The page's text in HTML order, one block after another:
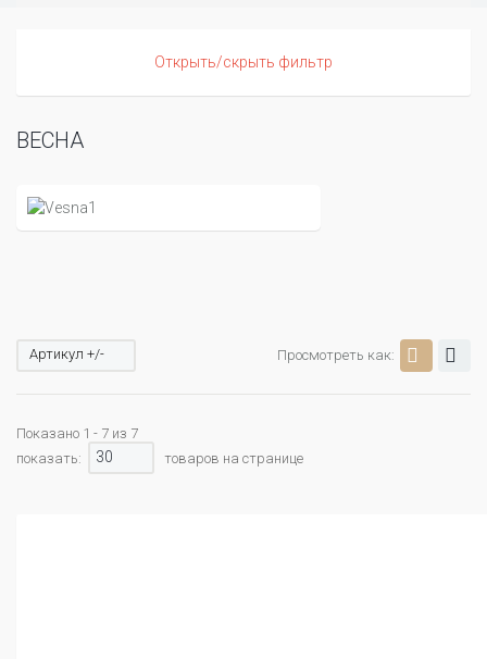
Открыть/скрыть фильтр
ВЕСНА
Просмотреть как:
Артикул +/-
Показано 1 - 7 из 7
показать:
30 товаров на странице